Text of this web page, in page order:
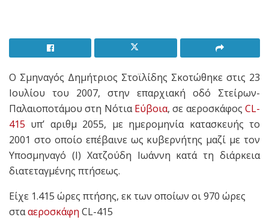
Ο Σμηναγός Δημήτριος Στοϊλίδης Σκοτώθηκε στις 23
Ιουλίου του 2007, στην επαρχιακή οδό Στείρων-
Παλαιοποτάμου στη ΝότιαΕύβοια, σε αεροσκάφος CL-
415 υπ’ αριθμ 2055, με ημερομηνία κατασκευής το
2001 στο οποίο επέβαινε ως κυβερνήτης μαζί με τον
Υποσμηναγό (Ι) Χατζούδη Ιωάννη κατά τη διάρκεια
διατεταγμένης πτήσεως.
Είχε 1.415 ώρες πτήσης, εκ των οποίων οι 970 ώρες
στααεροσκάφη CL-415